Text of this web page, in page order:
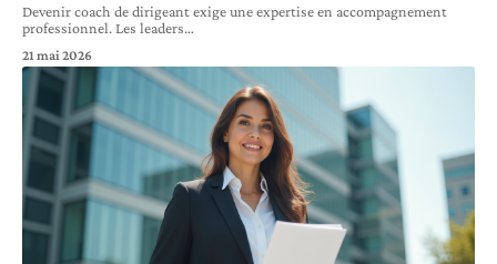
Devenir coach de dirigeant exige une expertise en accompagnement
professionnel. Les leaders…
21 mai 2026